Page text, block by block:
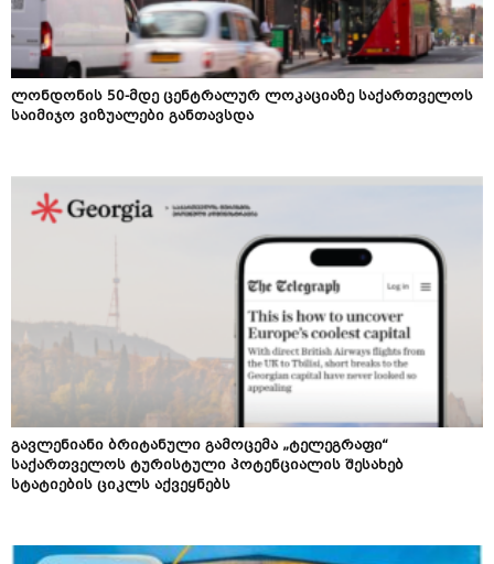
ლონდონის 50-მდე ცენტრალურ ლოკაციაზე საქართველოს
საიმიჯო ვიზუალები განთავსდა
გავლენიანი ბრიტანული გამოცემა „ტელეგრაფი“
საქართველოს ტურისტული პოტენციალის შესახებ
სტატიების ციკლს აქვეყნებს